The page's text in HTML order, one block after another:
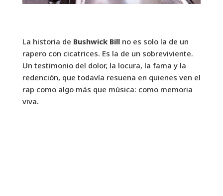
La historia de Bushwick Billno es solo la de un
rapero con cicatrices. Es la de un sobreviviente.
Un testimonio del dolor, la locura, la fama y la
redención, que todavía resuena en quienes ven el
rap como algo más que música: como memoria
viva.